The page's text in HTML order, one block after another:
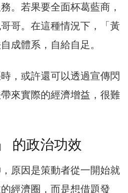
。若果要全面杯葛藍商，
哥。在這種情況下，「黃
成體系，自給自足。
，或許還可以透過宣傳閃
來實際的經濟增益，很難
的政治功效
原因是策動者從一開始就
經濟圈，而是想借題發